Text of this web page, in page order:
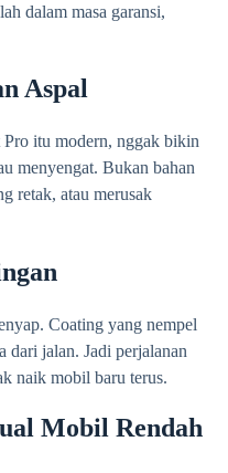
dalam masa garansi,
Aspal
itu modern, nggak bikin
menyengat. Bukan bahan
retak, atau merusak
Coating yang nempel
dari jalan. Jadi perjalanan
naik mobil baru terus.
Mobil Rendah